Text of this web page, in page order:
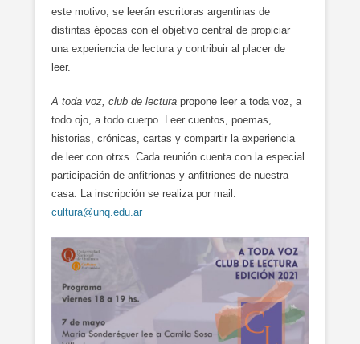
este motivo, se leerán escritoras argentinas de
distintas épocas con el objetivo central de propiciar
una experiencia de lectura y contribuir al placer de
leer.
A toda voz, club de lectura propone leer a toda voz, a
todo ojo, a todo cuerpo. Leer cuentos, poemas,
historias, crónicas, cartas y compartir la experiencia
de leer con otrxs. Cada reunión cuenta con la especial
participación de anfitrionas y anfitriones de nuestra
casa. La inscripción se realiza por mail:
cultura@unq.edu.ar